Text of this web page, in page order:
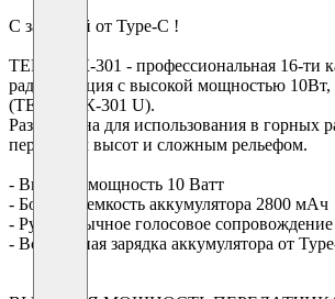
С зарядкой от Type-C !
ТЕРЕК РК-301 - профессиональная 16-ти
радиостанция с высокой мощностью 10Вт,
(ТЕРЕК РК-301 U).
Разработана для использования в горных
перепадом высот и сложным рельефом.
- Высокая мощность 10 Ватт
- Большая емкость аккумулятора 2800 мАч
- Русскоязычное голосовое сопровождение
- Встроенная зарядка аккумулятора от